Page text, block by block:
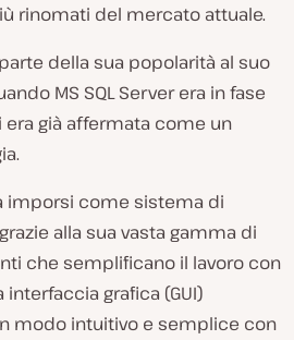
rinomati del mercato attuale.
della sua popolarità al suo
MS SQL Server era in fase
già affermata come un
imporsi come sistema di
alla sua vasta gamma di
che semplificano il lavoro con
grafica (GUI)
modo intuitivo e semplice con